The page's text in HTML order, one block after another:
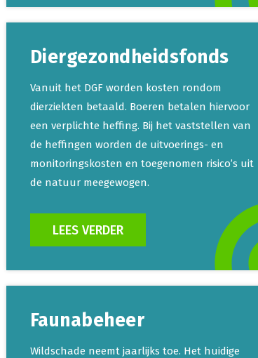
Diergezondheidsfonds
Vanuit het DGF worden kosten rondom
dierziekten betaald. Boeren betalen hiervoor
een verplichte heffing. Bij het vaststellen van
de heffingen worden de uitvoerings- en
monitoringskosten en toegenomen risico’s uit
de natuur meegewogen.
LEES VERDER
Faunabeheer
Wildschade neemt jaarlijks toe. Het huidige